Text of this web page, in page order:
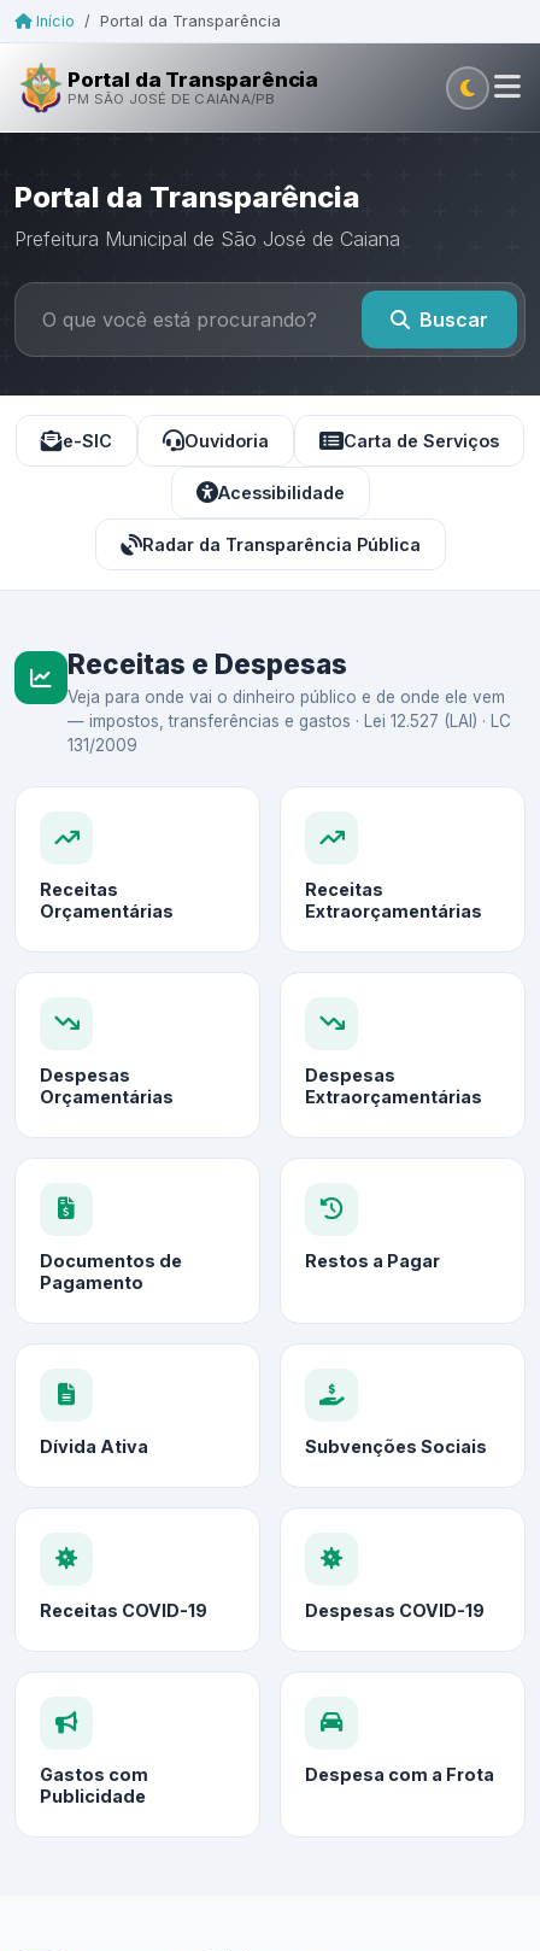
Início / Portal da Transparência
Portal da Transparência
PM SÃO JOSÉ DE CAIANA/PB
Portal da Transparência
Prefeitura Municipal de São José de Caiana
Buscar
e-SIC Ouvidoria Carta de Serviços
Acessibilidade
Radar da Transparência Pública
Receitas e Despesas
Veja para onde vai o dinheiro público e de onde ele vem
— impostos, transferências e gastos · Lei 12.527 (LAI) · LC
131/2009
Receitas
Orçamentárias
Receitas
Extraorçamentárias
Despesas
Orçamentárias
Despesas
Extraorçamentárias
Documentos de
Pagamento
Restos a Pagar
Dívida Ativa Subvenções Sociais
Receitas COVID-19 Despesas COVID-19
Gastos com
Publicidade
Despesa com a Frota